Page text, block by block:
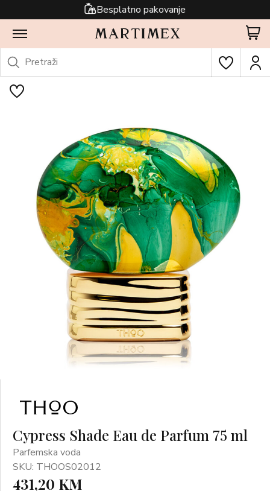
Besplatno pakovanje
Cypress Shade Eau de Parfum 75 ml
Parfemska voda
SKU: THOOS02012
431,20 KM